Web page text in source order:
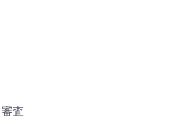
査